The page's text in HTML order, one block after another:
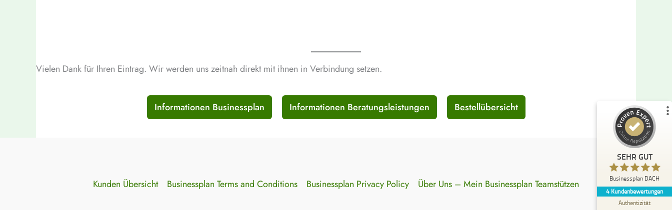
Vielen Dank für Ihren Eintrag. Wir werden uns zeitnah direkt mit ihnen in Verbindung setzen.
Informationen Businessplan Informationen Beratungsleistungen Bestellübersicht
Kunden Übersicht Businessplan Terms and Conditions Businessplan Privacy Policy Über Uns – Mein Businessplan Teamstützen
SEHR GUT
Businessplan DACH
4 Kundenbewertungen
Authentizität
Bewertungen auf ProvenExpert.com
Erfahren Sie mehr über dieses Bewertungssiegel
Anonym
5,00
Der Businessplan DACH berücksichtigt schon
im allgemeinen Angebot sehr viele Aspekte
und bietet darüber hina...